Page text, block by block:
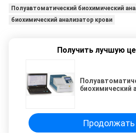
Полуавтоматический биохимический
биохимический анализатор крови
Получить лучшую
биохимический
Продолжать